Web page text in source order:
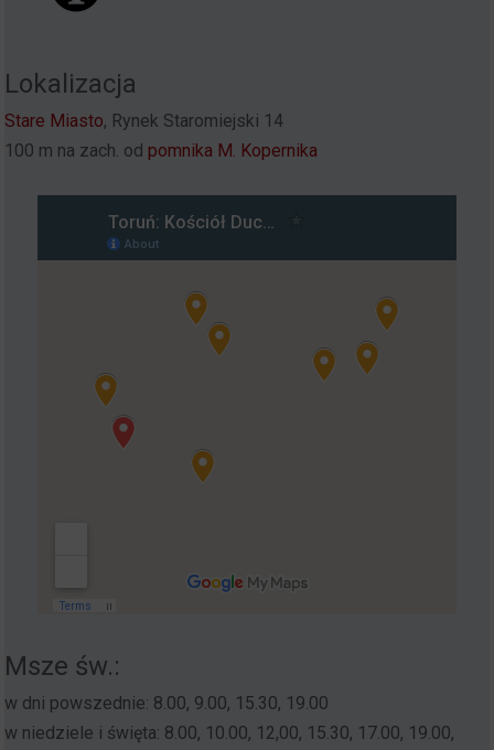
Lokalizacja
Stare Miasto, Rynek Staromiejski 14
100 m na zach. od pomnika M. Kopernika
Msze św.:
w dni powszednie: 8.00, 9.00, 15.30, 19.00
w niedziele i święta: 8.00, 10.00, 12,00, 15.30, 17.00, 19.00,